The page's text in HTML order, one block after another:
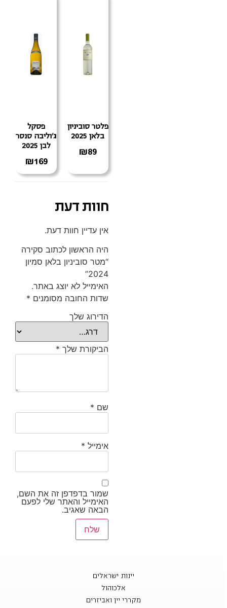
פלטר סוביניון
בלאן 2025
₪89
פסקל
ג'וליבה סנסר
לבן 2025
₪169
חוות דעת
אין עדיין חוות דעת.
היה הראשון לכתוב סקירה
“מטר סוביניון בלאן סמיון
2024”
האימייל לא יוצג באתר.
שדות החובה מסומנים *
הדירוג שלך
הביקורת שלך *
שם *
אימייל *
שמור בדפדפן זה את השם,
האימייל והאתר שלי לפעם
הבאה שאגיב.
יינות ישראלים
אלכוהול
מקררי יין ואביזרים